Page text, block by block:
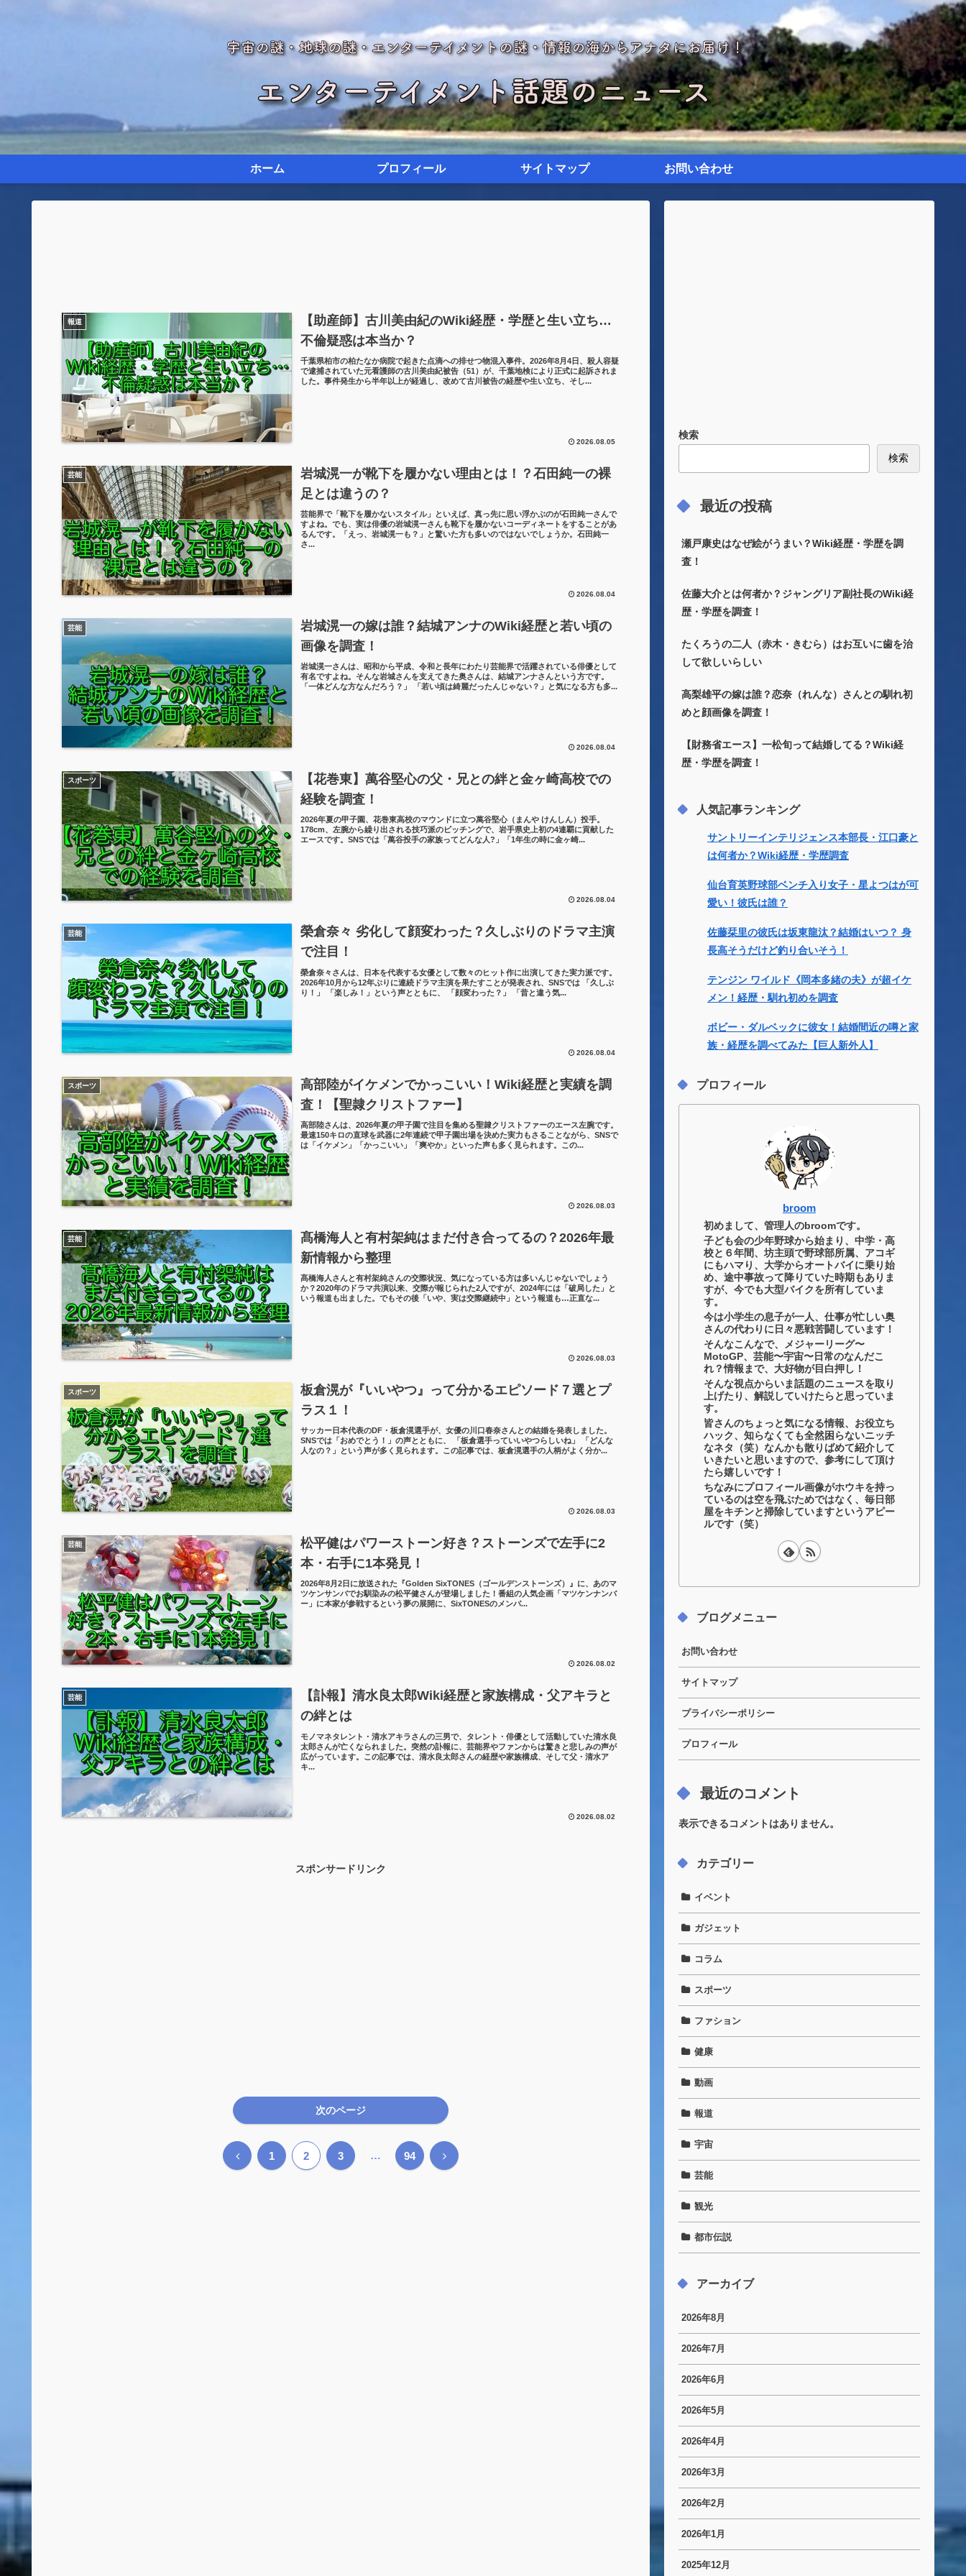
ホーム プロフィール サイトマップ お問い合わせ
報道
【助産師】古川美由紀のWiki経歴・学歴と生い立ち…
不倫疑惑は本当か？
千葉県柏市の柏たなか病院で起きた点滴への排せつ物混入事件。2026年8月4日、殺人容疑
で逮捕されていた元看護師の古川美由紀被告（51）が、千葉地検により正式に起訴されま
した。事件発生から半年以上が経過し、改めて古川被告の経歴や生い立ち、そし...
2026.08.05
芸能
岩城滉一が靴下を履かない理由とは！？石田純一の裸
足とは違うの？
芸能界で「靴下を履かないスタイル」といえば、真っ先に思い浮かぶのが石田純一さんで
すよね。でも、実は俳優の岩城滉一さんも靴下を履かないコーディネートをすることがあ
るんです。「えっ、岩城滉一も？」と驚いた方も多いのではないでしょうか。石田純一
さ...
2026.08.04
芸能
岩城滉一の嫁は誰？結城アンナのWiki経歴と若い頃の
画像を調査！
岩城滉一さんは、昭和から平成、令和と長年にわたり芸能界で活躍されている俳優として
有名ですよね。そんな岩城さんを支えてきた奥さんは、結城アンナさんという方です。
「一体どんな方なんだろう？」 「若い頃は綺麗だったんじゃない？」と気になる方も多...
2026.08.04
スポーツ
【花巻東】萬谷堅心の父・兄との絆と金ヶ崎高校での
経験を調査！
2026年夏の甲子園、花巻東高校のマウンドに立つ萬谷堅心（まんや けんしん）投手。
178cm、左腕から繰り出される技巧派のピッチングで、岩手県史上初の4連覇に貢献した
エースです。SNSでは「萬谷投手の家族ってどんな人?」「1年生の時に金ヶ崎...
2026.08.04
芸能
榮倉奈々 劣化して顔変わった？久しぶりのドラマ主演
で注目！
榮倉奈々さんは、日本を代表する女優として数々のヒット作に出演してきた実力派です。
2026年10月から12年ぶりに連続ドラマ主演を果たすことが発表され、SNSでは 「久しぶ
り！」 「楽しみ！」という声とともに、 「顔変わった？」 「昔と違う気...
2026.08.04
スポーツ
高部陸がイケメンでかっこいい！Wiki経歴と実績を調
査！【聖隷クリストファー】
高部陸さんは、2026年夏の甲子園で注目を集める聖隷クリストファーのエース左腕です。
最速150キロの直球を武器に2年連続で甲子園出場を決めた実力もさることながら、SNSで
は「イケメン」「かっこいい」「爽やか」といった声も多く見られます。この...
2026.08.03
芸能
髙橋海人と有村架純はまだ付き合ってるの？2026年最
新情報から整理
髙橋海人さんと有村架純さんの交際状況、気になっている方は多いんじゃないでしょう
か？2020年のドラマ共演以来、交際が報じられた2人ですが、2024年には「破局した」と
いう報道も出ました。でもその後「いや、実は交際継続中」という報道も…正直な...
2026.08.03
スポーツ
板倉滉が『いいやつ』って分かるエピソード７選とプ
ラス１！
サッカー日本代表のDF・板倉滉選手が、女優の川口春奈さんとの結婚を発表しました。
SNSでは「おめでとう！」の声とともに、 「板倉選手っていいやつらしいね」 「どんな
人なの？」という声が多く見られます。この記事では、板倉滉選手の人柄がよく分か...
2026.08.03
芸能
松平健はパワーストーン好き？ストーンズで左手に2
本・右手に1本発見！
2026年8月2日に放送された『Golden SixTONES（ゴールデンストーンズ）』に、あのマ
ツケンサンバでお馴染みの松平健さんが登場しました！番組の人気企画「マツケンナンバ
ー」に本家が参戦するという夢の展開に、SixTONESのメンバ...
2026.08.02
芸能
【訃報】清水良太郎Wiki経歴と家族構成・父アキラと
の絆とは
モノマネタレント・清水アキラさんの三男で、タレント・俳優として活動していた清水良
太郎さんが亡くなられました。突然の訃報に、芸能界やファンからは驚きと悲しみの声が
広がっています。この記事では、清水良太郎さんの経歴や家族構成、そして父・清水ア
キ...
2026.08.02
スポンサードリンク
次のページ
前 1 2 3 … 94 次
検索
検索
最近の投稿
瀬戸康史はなぜ絵がうまい？Wiki経歴・学歴を調
査！
佐藤大介とは何者か？ジャングリア副社長のWiki経
歴・学歴を調査！
たくろうの二人（赤木・きむら）はお互いに歯を治
して欲しいらしい
高梨雄平の嫁は誰？恋奈（れんな）さんとの馴れ初
めと顔画像を調査！
【財務省エース】一松旬って結婚してる？Wiki経
歴・学歴を調査！
人気記事ランキング
サントリーインテリジェンス本部長・江口豪と
は何者か？Wiki経歴・学歴調査
仙台育英野球部ベンチ入り女子・星よつはが可
愛い！彼氏は誰？
佐藤栞里の彼氏は坂東龍汰？結婚はいつ？ 身
長高そうだけど釣り合いそう！
テンジン ワイルド《岡本多緒の夫》が超イケ
メン！経歴・馴れ初めを調査
ボビー・ダルベックに彼女！結婚間近の噂と家
族・経歴を調べてみた【巨人新外人】
プロフィール
broom
初めまして、管理人のbroomです。
子ども会の少年野球から始まり、中学・高
校と６年間、坊主頭で野球部所属、アコギ
にもハマり、大学からオートバイに乗り始
め、途中事故って降りていた時期もありま
すが、今でも大型バイクを所有していま
す。
今は小学生の息子が一人、仕事が忙しい奥
さんの代わりに日々悪戦苦闘しています！
そんなこんなで、メジャーリーグ〜
MotoGP、芸能〜宇宙〜日常のなんだこ
れ？情報まで、大好物が目白押し！
そんな視点からいま話題のニュースを取り
上げたり、解説していけたらと思っていま
す。
皆さんのちょっと気になる情報、お役立ち
ハック、知らなくても全然困らないニッチ
なネタ（笑）なんかも散りばめて紹介して
いきたいと思いますので、参考にして頂け
たら嬉しいです！
ちなみにプロフィール画像がホウキを持っ
ているのは空を飛ぶためではなく、毎日部
屋をキチンと掃除していますというアピー
ルです（笑）
ブログメニュー
お問い合わせ
サイトマップ
プライバシーポリシー
プロフィール
最近のコメント
表示できるコメントはありません。
カテゴリー
イベント
ガジェット
コラム
スポーツ
ファション
健康
動画
報道
宇宙
芸能
観光
都市伝説
アーカイブ
2026年8月
2026年7月
2026年6月
2026年5月
2026年4月
2026年3月
2026年2月
2026年1月
2025年12月